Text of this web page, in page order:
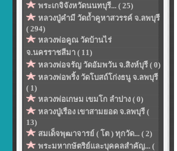
พระเกจิจังหวัดนนทบุรี... ( 25)
หลวงปู่คำมี วัดถ้ำคูหาสวรรค์ จ.ลพบุรี
( 294)
หลวงพ่อคูณ วัดบ้านไร่
จ.นครราชสีมา ( 11)
หลวงพ่อจรัญ วัดอัมพวัน จ.สิงห์บุรี ( 0)
หลวงพ่อพริ้ง วัดโบสถ์โก่งธนู จ.ลพบุรี
( 1)
หลวงพ่อเกษม เขมโก ลำปาง ( 0)
หลวงปู่เรือง เขาสามยอด จ.ลพบุรี (
13)
สมเด็จพุฒาจารย์ ( โต ) ทุกวัด... ( 2)
พระมหากษัตริย์และบุคคลสำคัญ... (